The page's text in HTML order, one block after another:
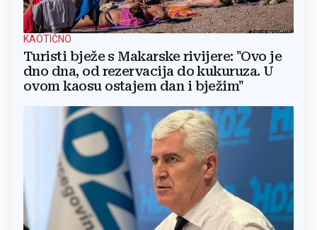
KAOTIČNO
Turisti bježe s Makarske rivijere: "Ovo je
dno dna, od rezervacija do kukuruza. U
ovom kaosu ostajem dan i bježim"